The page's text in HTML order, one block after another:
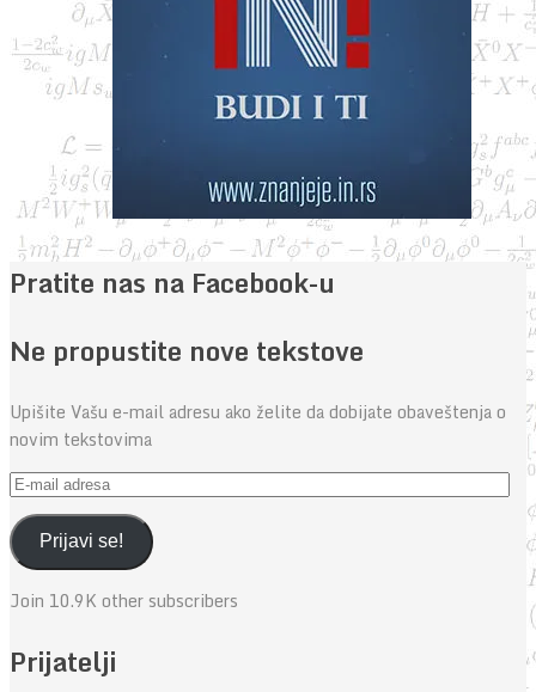
Pratite nas na Facebook-u
Ne propustite nove tekstove
Upišite Vašu e-mail adresu ako želite da dobijate obaveštenja o
novim tekstovima
E-
mail
adresaPrijavi se!
Join 10.9K other subscribers
Prijatelji